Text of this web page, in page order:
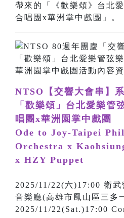
帶來的「《歡樂頌》台北
合唱團x華洲掌中戲團」。
NTSO【交響大會串】
「歡樂頌」台北愛樂管
唱團x華洲園掌中戲團
Ode to Joy-Taipei
Orchestra x
x HZY Puppet
2025/11/22(六)17:00 衛武
音樂廳(高雄市鳳山區三多
2025/11/22(Sat.)17:00